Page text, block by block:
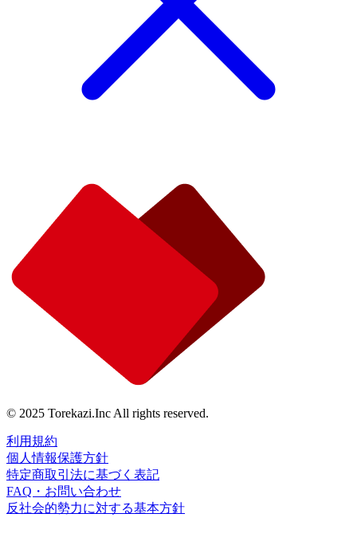
© 2025 Torekazi.Inc All rights reserved.
利用規約
個人情報保護方針
特定商取引法に基づく表記
FAQ・お問い合わせ
反社会的勢力に対する基本方針